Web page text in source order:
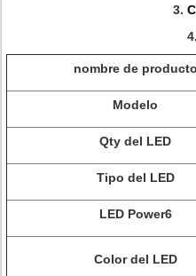
3.
4.
nombre de producto
Modelo
Qty del LED
Tipo del LED
LED Power6
Color del LED